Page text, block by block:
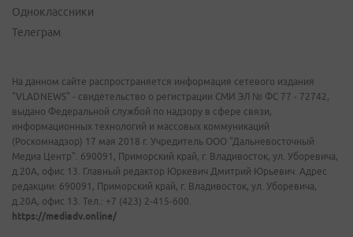
Одноклассники
Телеграм
На данном сайте распространяется информация сетевого издания
"VLADNEWS" - свидетельство о регистрации СМИ ЭЛ № ФС 77 - 72742,
выдано Федеральной службой по надзору в сфере связи,
информационных технологий и массовых коммуникаций
(Роскомнадзор) 17 мая 2018 г. Учредитель ООО "Дальневосточный
Медиа Центр". 690091, Приморский край, г. Владивосток, ул. Уборевича,
д.20А, офис 13. Главный редактор Юркевич Дмитрий Юрьевич. Адрес
редакции: 690091, Приморский край, г. Владивосток, ул. Уборевича,
д.20А, офис 13. Тел.: +7 (423) 2-415-600.
https://mediadv.online/